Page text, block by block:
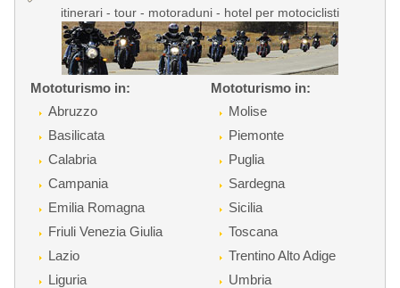
itinerari - tour - motoraduni - hotel per motociclisti
Mototurismo in:
Abruzzo
Basilicata
Calabria
Campania
Emilia Romagna
Friuli Venezia Giulia
Lazio
Liguria
Mototurismo in:
Molise
Piemonte
Puglia
Sardegna
Sicilia
Toscana
Trentino Alto Adige
Umbria